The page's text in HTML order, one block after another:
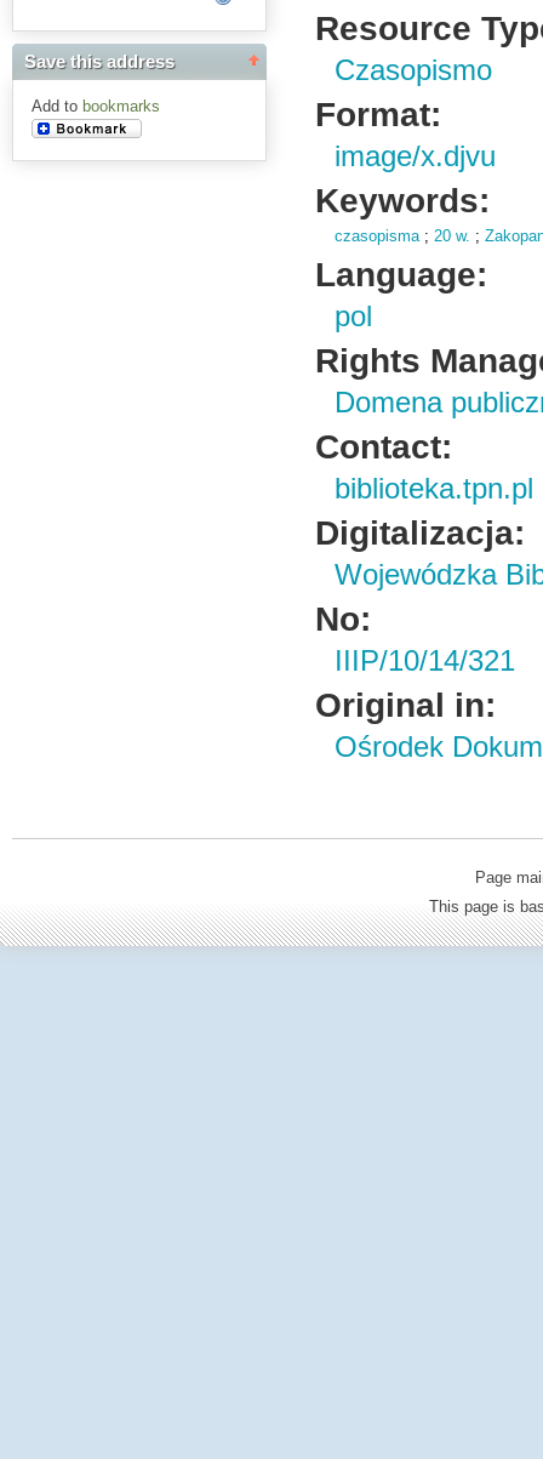
Save this address
Add to bookmarks
Resource
Czasopismo
Format:
image/x.djvu
Keywords:
czasopisma;20 w. ;
Language:
pol
Rights
Domena
Contact:
biblioteka.tpn.pl
Digitalizacja:
Wojewódzka
No:
IIIP/10/14/321
Original in:
Ośrodek
Page
This page is